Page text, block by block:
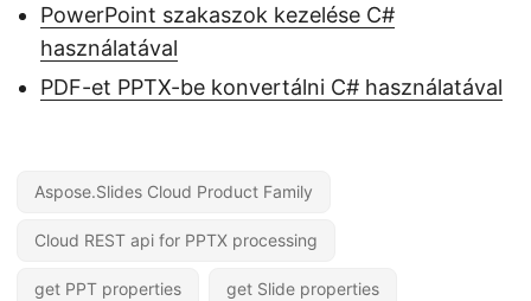
PowerPoint szakaszok kezelése C#
használatával
PDF-et PPTX-be konvertálni C# használatával
Aspose.Slides Cloud Product Family
Cloud REST api for PPTX processing
get PPT properties get Slide properties